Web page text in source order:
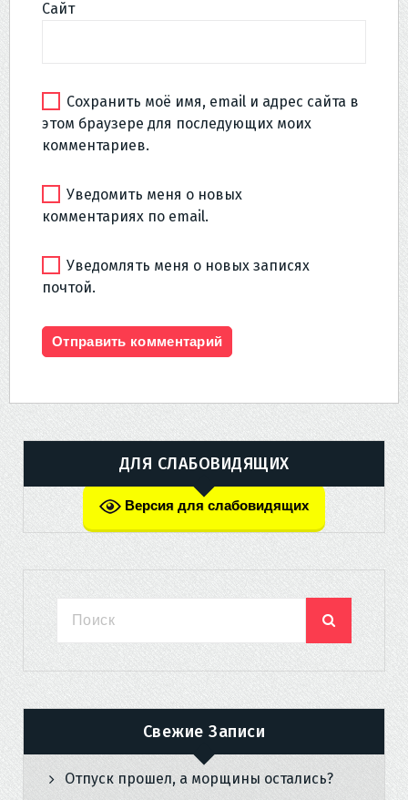
Сайт
Сохранить моё имя, email и адрес сайта в
этом браузере для последующих моих
комментариев.
Уведомить меня о новых
комментариях по email.
Уведомлять меня о новых записях
почтой.
ДЛЯ СЛАБОВИДЯЩИХ
Версия для слабовидящих
Свежие Записи
Отпуск прошел, а морщины остались?